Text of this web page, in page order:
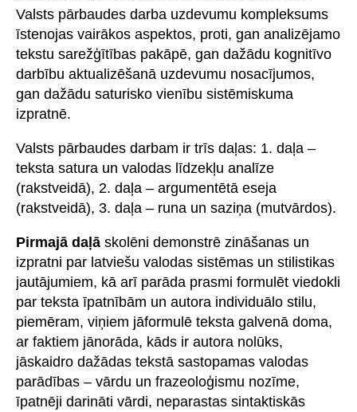
Valsts pārbaudes darba uzdevumu kompleksums
īstenojas vairākos aspektos, proti, gan analizējamo
tekstu sarežģītības pakāpē, gan dažādu kognitīvo
darbību aktualizēšanā uzdevumu nosacījumos,
gan dažādu saturisko vienību sistēmiskuma
izpratnē.
Valsts pārbaudes darbam ir trīs daļas: 1. daļa –
teksta satura un valodas līdzekļu analīze
(rakstveidā), 2. daļa – argumentētā eseja
(rakstveidā), 3. daļa – runa un saziņa (mutvārdos).
Pirmajā daļā skolēni demonstrē zināšanas un
izpratni par latviešu valodas sistēmas un stilistikas
jautājumiem, kā arī parāda prasmi formulēt viedokli
par teksta īpatnībām un autora individuālo stilu,
piemēram, viņiem jāformulē teksta galvenā doma,
ar faktiem jānorāda, kāds ir autora nolūks,
jāskaidro dažādas tekstā sastopamas valodas
parādības – vārdu un frazeoloģismu nozīme,
īpatnēji darināti vārdi, neparastas sintaktiskās